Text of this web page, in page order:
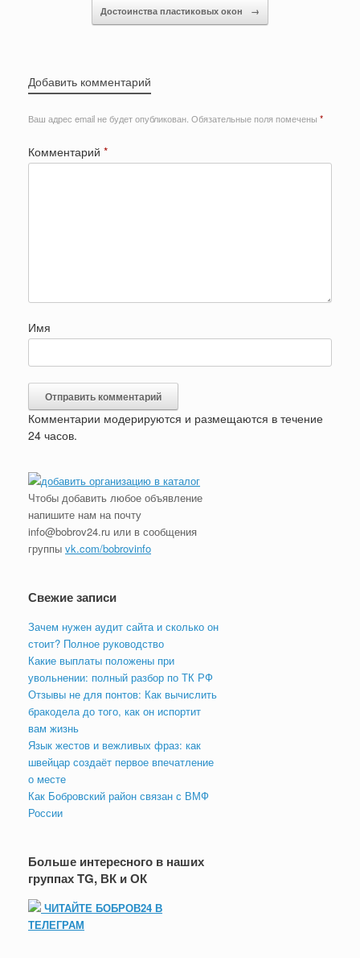
Достоинства пластиковых окон →
Добавить комментарий
Ваш адрес email не будет опубликован. Обязательные поля помечены *
Комментарий *
Имя
Комментарии модерируются и размещаются в течение
24 часов.
Чтобы добавить любое объявление
напишите нам на почту
info@bobrov24.ru или в сообщения
группы vk.com/bobrovinfo
Свежие записи
Зачем нужен аудит сайта и сколько он
стоит? Полное руководство
Какие выплаты положены при
увольнении: полный разбор по ТК РФ
Отзывы не для понтов: Как вычислить
бракодела до того, как он испортит
вам жизнь
Язык жестов и вежливых фраз: как
швейцар создаёт первое впечатление
о месте
Как Бобровский район связан с ВМФ
России
Больше интересного в наших
группах TG, ВК и ОК
ЧИТАЙТЕ БОБРОВ24 В
ТЕЛЕГРАМ